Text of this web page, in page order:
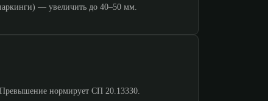
— увеличить до 40–50 мм.
нормирует СП 20.13330.